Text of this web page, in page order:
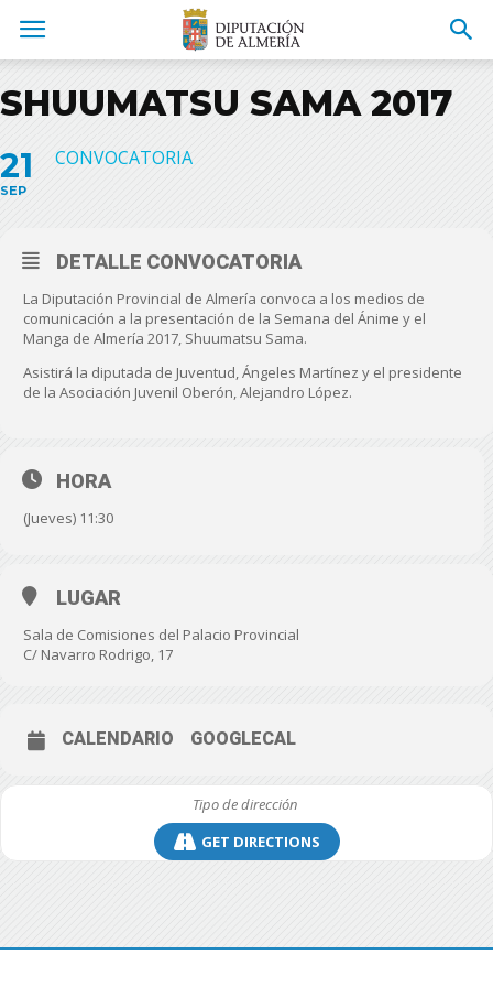
SHUUMATSU SAMA 2017
21
SEP
CONVOCATORIA
DETALLE CONVOCATORIA
La Diputación Provincial de Almería convoca a los medios de
comunicación a la presentación de la Semana del Ánime y el
Manga de Almería 2017, Shuumatsu Sama.
Asistirá la diputada de Juventud, Ángeles Martínez y el presidente
de la Asociación Juvenil Oberón, Alejandro López.
HORA
(Jueves) 11:30
LUGAR
Sala de Comisiones del Palacio Provincial
C/ Navarro Rodrigo, 17
CALENDARIO GOOGLECAL
GET DIRECTIONS